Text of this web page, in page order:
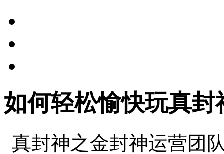
如何轻松愉快玩真封
真封神之金封神运营团